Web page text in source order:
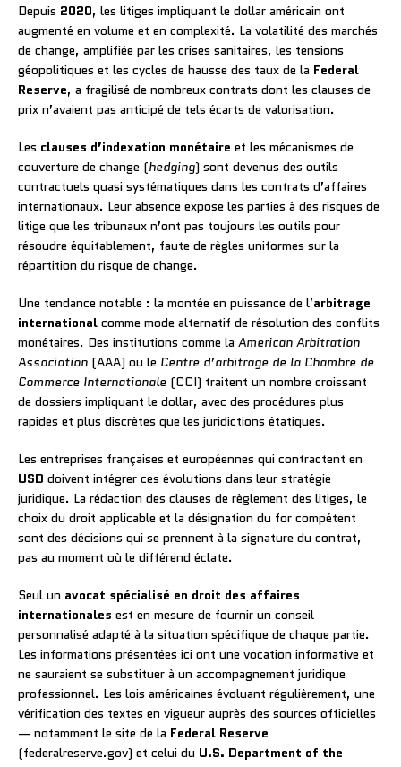
Depuis 2020, les litiges impliquant le dollar américain ont
augmenté en volume et en complexité. La volatilité des marchés
de change, amplifiée par les crises sanitaires, les tensions
géopolitiques et les cycles de hausse des taux de la Federal
Reserve, a fragilisé de nombreux contrats dont les clauses de
prix n’avaient pas anticipé de tels écarts de valorisation.
Les clauses d’indexation monétaire et les mécanismes de
couverture de change (hedging) sont devenus des outils
contractuels quasi systématiques dans les contrats d’affaires
internationaux. Leur absence expose les parties à des risques de
litige que les tribunaux n’ont pas toujours les outils pour
résoudre équitablement, faute de règles uniformes sur la
répartition du risque de change.
Une tendance notable : la montée en puissance de l’arbitrage
international comme mode alternatif de résolution des conflits
monétaires. Des institutions comme la American Arbitration
Association (AAA) ou le Centre d’arbitrage de la Chambre de
Commerce Internationale (CCI) traitent un nombre croissant
de dossiers impliquant le dollar, avec des procédures plus
rapides et plus discrètes que les juridictions étatiques.
Les entreprises françaises et européennes qui contractent en
USD doivent intégrer ces évolutions dans leur stratégie
juridique. La rédaction des clauses de règlement des litiges, le
choix du droit applicable et la désignation du for compétent
sont des décisions qui se prennent à la signature du contrat,
pas au moment où le différend éclate.
Seul un avocat spécialisé en droit des affaires
internationales est en mesure de fournir un conseil
personnalisé adapté à la situation spécifique de chaque partie.
Les informations présentées ici ont une vocation informative et
ne sauraient se substituer à un accompagnement juridique
professionnel. Les lois américaines évoluant régulièrement, une
vérification des textes en vigueur auprès des sources officielles
— notamment le site de la Federal Reserve
(federalreserve.gov) et celui du U.S. Department of the